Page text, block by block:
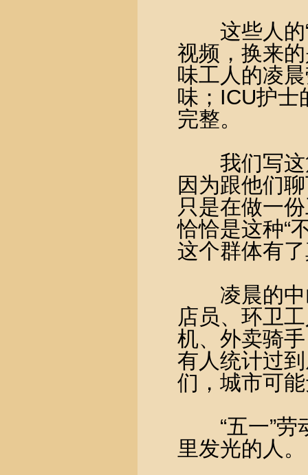
这些人的“
视频，换来
味工人的凌
味；ICU护士
完整。
我们写这篇
因为跟他们
只是在做一
恰恰是这种“
这个群体有
凌晨的中
店员、环卫
机、外卖骑
有人统计过
们，城市可
“五一”劳
里发光的人。